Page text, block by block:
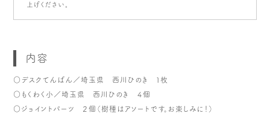
上げください。
内容
○デスクてんばん／埼玉県 西川ひのき １枚
○もくわく小／埼玉県 西川ひのき ４個
○ジョイントパーツ ２個（樹種はアソートです。お楽しみに！）